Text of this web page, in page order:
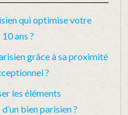
qui optimise votre
ans ?
grâce à sa proximité
?
les éléments
bien parisien ?